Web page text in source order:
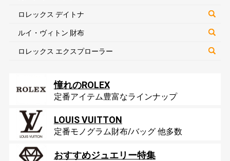
ロレックス デイトナ
ルイ・ヴィトン 財布
ロレックス エクスプローラー
憧れのROLEX
定番アイテム豊富なラインナップ
LOUIS VUITTON
定番モノグラム財布/バッグ 他多数
おすすめジュエリー特集